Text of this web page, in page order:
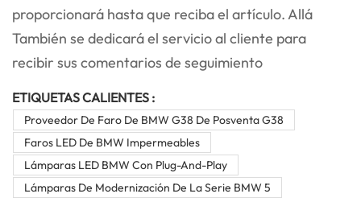
proporcionará hasta que reciba el artículo. Allá
También se dedicará el servicio al cliente para
recibir sus comentarios de seguimiento
ETIQUETAS CALIENTES :
Proveedor De Faro De BMW G38 De Posventa G38
Faros LED De BMW Impermeables
Lámparas LED BMW Con Plug-And-Play
Lámparas De Modernización De La Serie BMW 5